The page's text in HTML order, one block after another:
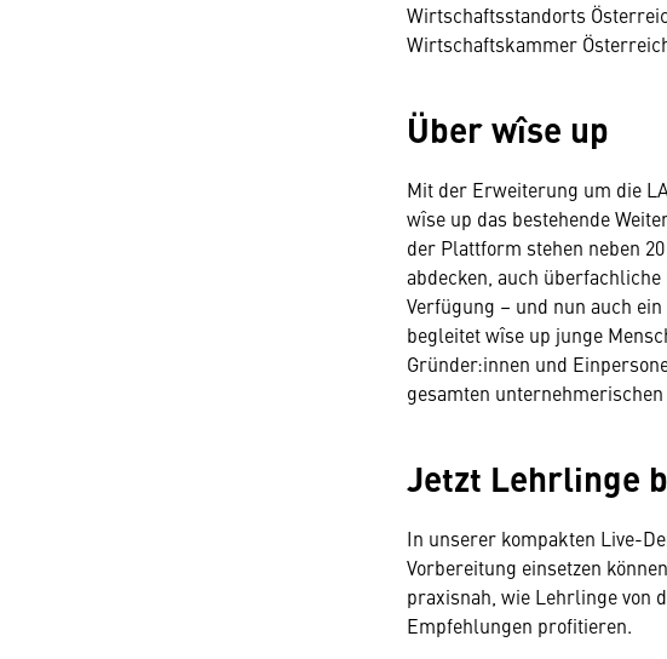
Wirtschaftsstandorts
Wirtschaftskammer
Über wîse up
Mit der Erweiterung um die
wîse up das bestehende
der Plattform stehen neben
abdecken, auch
Verfügung – und nun auch
begleitet wîse up junge
Gründer:innen und
gesamten
Jetzt Lehrlinge
In unserer kompakten Live-
Vorbereitung einsetzen
praxisnah, wie Lehrlinge von
Empfehlungen profitieren.